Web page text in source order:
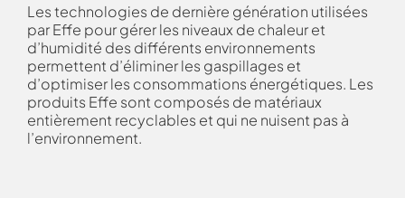
Les technologies de dernière génération utilisées
par Effe pour gérer les niveaux de chaleur et
d’humidité des différents environnements
permettent d’éliminer les gaspillages et
d’optimiser les consommations énergétiques. Les
produits Effe sont composés de matériaux
entièrement recyclables et qui ne nuisent pas à
l’environnement.